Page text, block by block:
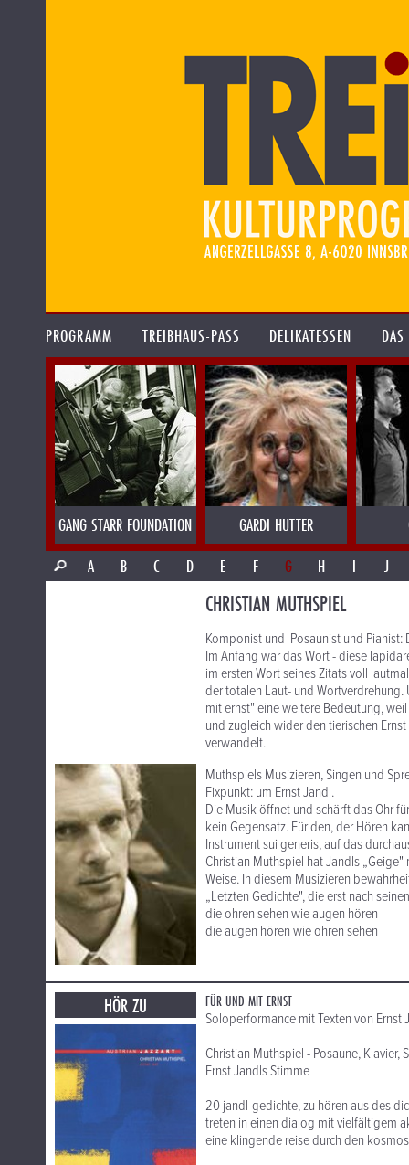
PROGRAMM TREIBHAUS-PASS DELIKATESSEN
GANG STARR FOUNDATION GARDI HUTTER
A
B C D E F G H I J
CHRISTIAN MUTHSPIEL
Komponist und Posaunist und Pianist:
Im Anfang war das Wort - diese
im ersten Wort seines Zitats voll
der totalen Laut- und
mit ernst" eine weitere Bedeutung,
und zugleich wider den tierischen
verwandelt.
Muthspiels Musizieren, Singen und
Fixpunkt: um Ernst Jandl.
Die Musik öffnet und schärft das Ohr
kein Gegensatz. Für den, der Hören
Instrument sui generis, auf das
Christian Muthspiel hat Jandls
Weise. In diesem Musizieren
„Letzten Gedichte", die erst nach
die ohren sehen wie augen hören
die augen hören wie ohren sehen
HÖR ZU
FÜR UND MIT ERNST
Soloperformance mit Texten von Ernst
Christian Muthspiel - Posaune, Klavier,
Ernst Jandls Stimme
20 jandl-gedichte, zu hören aus des
treten in einen dialog mit vielfältigem
eine klingende reise durch den